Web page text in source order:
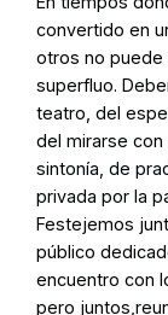
convertido en
otros no puede
superfluo.
teatro, del
del mirarse con
sintonía, de
privada por la
Festejemos
público
encuentro con
pero